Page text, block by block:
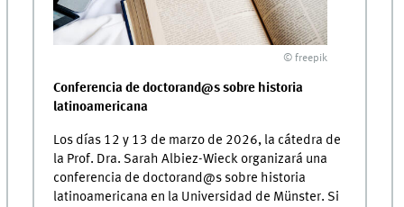
© freepik
Conferencia de doctorand@s sobre historia
latinoamericana
Los días 12 y 13 de marzo de 2026, la cátedra de
la Prof. Dra. Sarah Albiez-Wieck organizará una
conferencia de doctorand@s sobre historia
latinoamericana en la Universidad de Münster. Si